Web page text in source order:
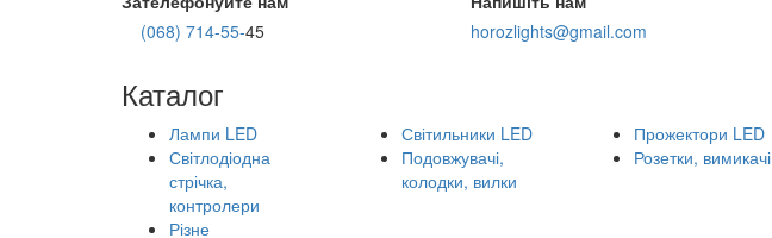
(068) 714-55-45
horozlights@gmail.com
Каталог
Лампи LED
Світлодіодна
стрічка,
контролери
Різне
Світильники LED
Подовжувачі,
колодки, вилки
Прожектори LED
Розетки, вимикачі